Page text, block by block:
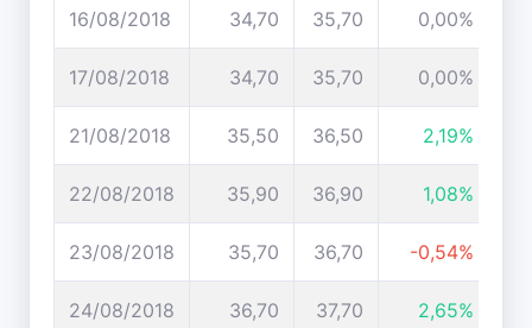
16/08/2018 34,70 35,70 0,00%
17/08/2018 34,70 35,70 0,00%
21/08/2018 35,50 36,50 2,19%
22/08/2018 35,90 36,90 1,08%
23/08/2018 35,70 36,70 -0,54%
24/08/2018 36,70 37,70 2,65%